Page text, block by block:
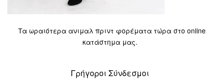
Τα ωραιότερα ανιμαλ πριντ φορέματα τώρα στο online
κατάστημα μας.
Γρήγοροι Σύνδεσμοι